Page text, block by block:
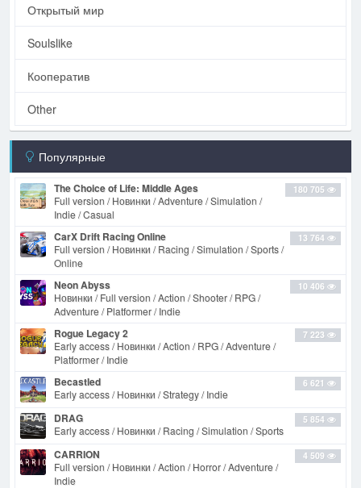
Открытый мир
Soulslike
Кооператив
Other
Популярные
180 705
The Choice of Life: Middle Ages
Full version / Новинки / Adventure / Simulation /
Indie / Casual
13 764
CarX Drift Racing Online
Full version / Новинки / Racing / Simulation / Sports /
Online
10 406
Neon Abyss
Новинки / Full version / Action / Shooter / RPG /
Adventure / Platformer / Indie
7 223
Rogue Legacy 2
Early access / Новинки / Action / RPG / Adventure /
Platformer / Indie
6 621
Becastled
Early access / Новинки / Strategy / Indie
5 854
DRAG
Early access / Новинки / Racing / Simulation / Sports
4 509
CARRION
Full version / Новинки / Action / Horror / Adventure /
Indie